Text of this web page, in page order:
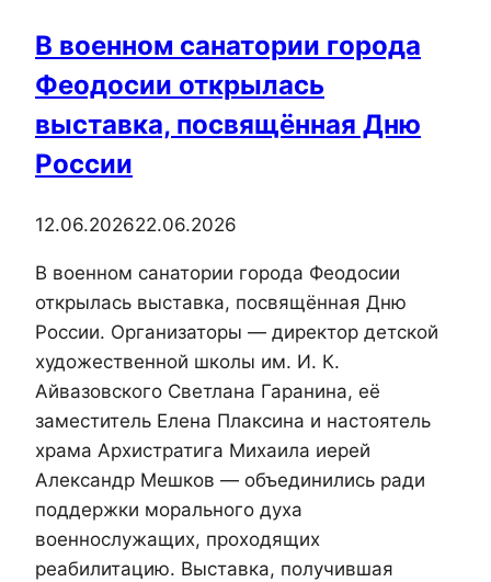
В военном санатории города
Феодосии открылась
выставка, посвящённая Дню
России
12.06.202622.06.2026
В военном санатории города Феодосии
открылась выставка, посвящённая Дню
России. Организаторы — директор детской
художественной школы им. И. К.
Айвазовского Светлана Гаранина, её
заместитель Елена Плаксина и настоятель
храма Архистратига Михаила иерей
Александр Мешков — объединились ради
поддержки морального духа
военнослужащих, проходящих
реабилитацию. Выставка, получившая